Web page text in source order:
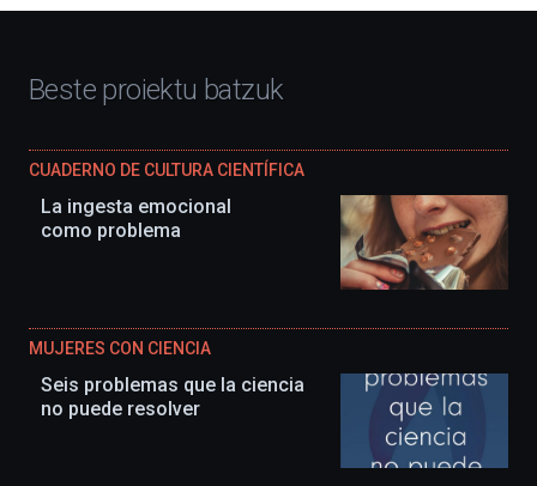
Beste proiektu batzuk
CUADERNO DE CULTURA CIENTÍFICA
La ingesta emocional
como problema
MUJERES CON CIENCIA
Seis problemas que la ciencia
no puede resolver